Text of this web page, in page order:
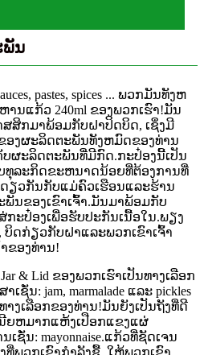
ພັນ
pastes, spices ... ພວກມັນທັງຫ
ນແກ້ວ 240ml ຂອງພວກເຮົາ!ມັນ
ສິກມາພ້ອມກັບຝາປິດບິດ, ເຊິ່ງມີ
ອງຜະລິດຕະພັນທັງຫມົດຂອງທ່ານ
ຜະລິດຕະພັນທີ່ມີກົດ.ກະປ໋ອງນີ້ເປັນ
ທຸລະກິດຂະຫນາດນ້ອຍທີ່ຕ້ອງການທີ່
ຽວກັນກັບແມ່ຄົວເຮືອນແລະຮ້ານ
ນຂອງເຂົາເຈົ້າ.ມັນມາພ້ອມກັບ
ະປ໋ອງເພື່ອຮັບປະກັນເນື້ອໃນ.ພຽງ​
ບິດ​ກ່ຽວ​ກັບ​ຝາ​ແລະ​ພວກ​ເຂົາ​ເຈົ້າ​
ຂອງ​ທ່ານ​!
Jar & Lid ຂອງພວກເຮົາເປັນທາງເລືອກ
ນ: jam, marmalade ແລະ pickles
າງເລືອກຂອງທ່ານ!ມັນຍັງເປັນຖັງທີ່ດີ
ນີຍຫມາກແຫ້ງເປືອກແຂງແຜ່
ຊັ່ນ: mayonnaise.ແກ້ວທີ່ຊັດເຈນ
ທີ່ພວກເຂົາກໍາລັງຊື້, ໃຫ້ພວກເຂົາ